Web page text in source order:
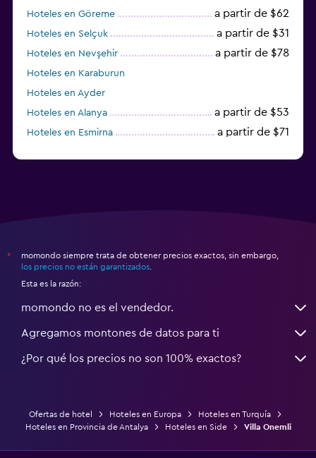
Hoteles en Göreme a partir de $62
Hoteles en Selçuk a partir de $31
Hoteles en Nevşehir a partir de $78
Hoteles en Karaburun
Hoteles en Ayder
Hoteles en Alanya
a partir de $53
Hoteles en Esmirna a partir de $71
*
momondo siempre trata de obtener precios exactos, sin embargo,
los precios no están garantizados
Esta es la razón:
momondo no es el vendedor.
Agregamos montones de datos para ti
¿Por qué los precios no son 100% exactos?
Ofertas de hotel Hoteles en Europa
Hoteles en Turquía
Hoteles en Provincia de Antalya
Hoteles en Side Villa Onemli